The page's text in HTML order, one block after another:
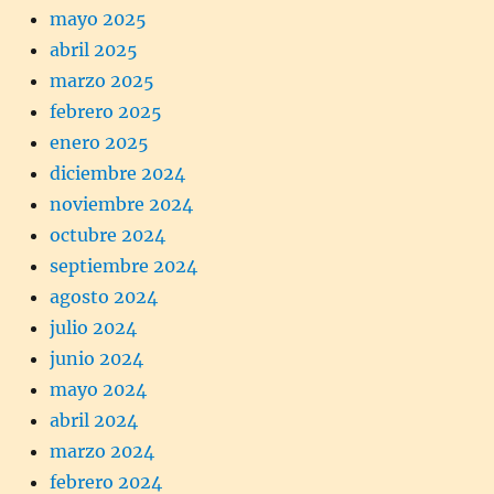
mayo 2025
abril 2025
marzo 2025
febrero 2025
enero 2025
diciembre 2024
noviembre 2024
octubre 2024
septiembre 2024
agosto 2024
julio 2024
junio 2024
mayo 2024
abril 2024
marzo 2024
febrero 2024